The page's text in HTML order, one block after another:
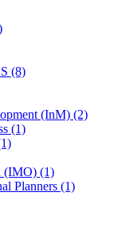
(8)
(InM) (2)
(1)
(IMO) (1)
Planners (1)